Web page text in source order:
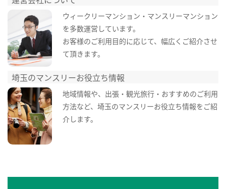
ウィークリーマンション・マンスリーマンション
を多数運営しています。
お客様のご利用目的に応じて、幅広くご紹介させ
て頂きます。
埼玉のマンスリーお役立ち情報
地域情報や、出張・観光旅行・おすすめのご利用
方法など、埼玉のマンスリーお役立ち情報をご紹
介します。